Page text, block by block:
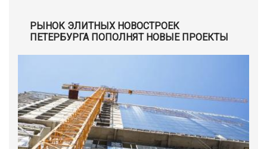
РЫНОК ЭЛИТНЫХ НОВОСТРОЕК
ПЕТЕРБУРГА ПОПОЛНЯТ НОВЫЕ ПРОЕКТЫ